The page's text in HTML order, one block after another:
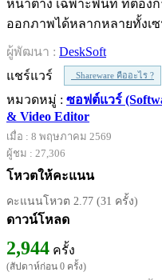
หน้าต่าง เฉพาะพื้นที่ ที่ต้อง
ออกภาพได้หลากหลายทั้งเ
ผู้พัฒนา : DeskSoft
แชร์แวร์
Shareware คืออะไร ?
หมวดหมู่ : ซอฟต์แวร์
& Video Editor
เมื่อ : 8 พฤษภาคม 2569
ผู้ชม : 27,306
โหวตให้คะแนน
คะแนนโหวต 2.77 (31 ครั้ง)
ดาวน์โหลด
2,944 ครั้ง
(สัปดาห์ก่อน 0 ครั้ง)